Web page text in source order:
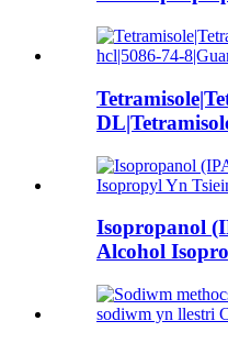
Isopropanol
Alcohol